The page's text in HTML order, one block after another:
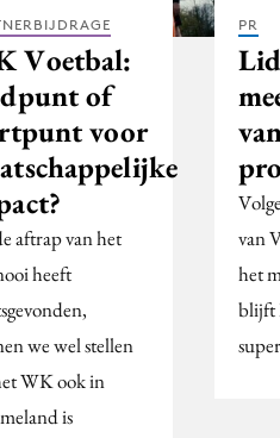
Voetbal:
of
voor
aftrap van het
heeft
we wel stellen
WK ook in
is
PR
van
het
blijft